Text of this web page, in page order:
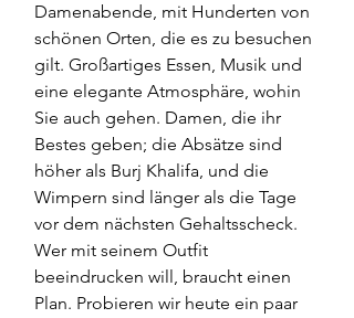
Damenabende, mit Hunderten von
schönen Orten, die es zu besuchen
gilt. Großartiges Essen, Musik und
eine elegante Atmosphäre, wohin
Sie auch gehen. Damen, die ihr
Bestes geben; die Absätze sind
höher als Burj Khalifa, und die
Wimpern sind länger als die Tage
vor dem nächsten Gehaltsscheck.
Wer mit seinem Outfit
beeindrucken will, braucht einen
Plan. Probieren wir heute ein paar